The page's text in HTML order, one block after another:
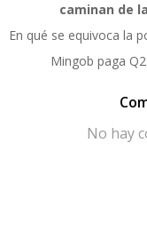
caminan de
En qué se equivoca la
Mingob paga
No hay